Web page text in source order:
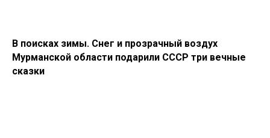
В поисках зимы. Снег и прозрачный воздух
Мурманской области подарили СССР три вечные
сказки